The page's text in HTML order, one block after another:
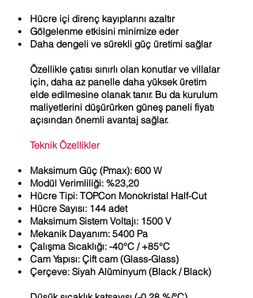
Hücre içi direnç kayıplarını azaltır
Gölgelenme etkisini minimize eder
Daha dengeli ve sürekli güç üretimi sağlar
Özellikle çatısı sınırlı olan konutlar ve villalar
için, daha az panelle daha yüksek üretim
elde edilmesine olanak tanır. Bu da kurulum
maliyetlerini düşürürken güneş paneli fiyatı
açısından önemli avantaj sağlar.
Teknik Özellikler
Maksimum Güç (Pmax): 600 W
Modül Verimliliği: %23,20
Hücre Tipi: TOPCon Monokristal Half-Cut
Hücre Sayısı: 144 adet
Maksimum Sistem Voltajı: 1500 V
Mekanik Dayanım: 5400 Pa
Çalışma Sıcaklığı: -40°C / +85°C
Cam Yapısı: Çift cam (Glass-Glass)
Çerçeve: Siyah Alüminyum (Black / Black)